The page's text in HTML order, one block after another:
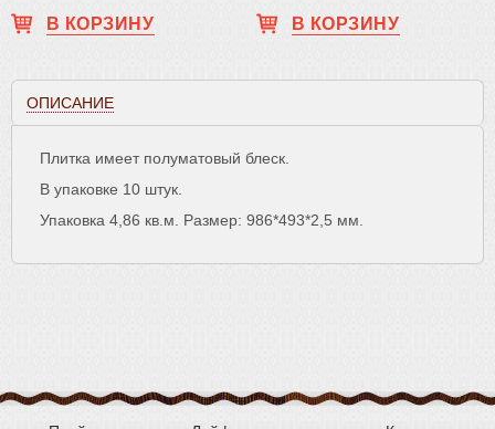
В КОРЗИНУ В КОРЗИНУ
ОПИСАНИЕ
Плитка имеет полуматовый блеск.
В упаковке 10 штук.
Упаковка 4,86 кв.м. Размер: 986*493*2,5 мм.